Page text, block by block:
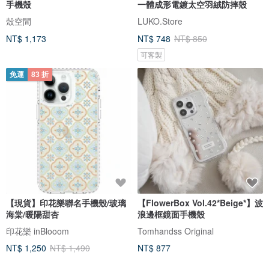
手機殼
殼空間
NT$ 1,173
一體成形電鍍太空羽絨防摔殼
LUKO.Store
NT$ 748 NT$ 850
可客製
免運 83 折
【現貨】印花樂聯名手機殼/玻璃
海棠/暖陽甜杏
印花樂 inBlooom
NT$ 1,250 NT$ 1,490
【FlowerBox Vol.42*Beige*】波
浪邊框鏡面手機殼
Tomhandss Original
NT$ 877